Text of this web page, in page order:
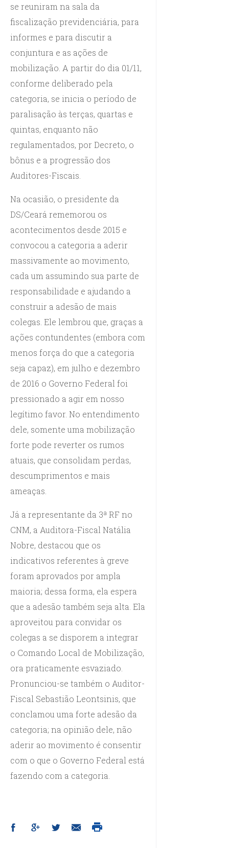
se reuniram na sala da
fiscalização previdenciária, para
informes e para discutir a
conjuntura e as ações de
mobilização. A partir do dia 01/11,
conforme deliberado pela
categoria, se inicia o período de
paralisação às terças, quartas e
quintas, enquanto não
regulamentados, por Decreto, o
bônus e a progressão dos
Auditores-Fiscais.
Na ocasião, o presidente da
DS/Ceará rememorou os
acontecimentos desde 2015 e
convocou a categoria a aderir
massivamente ao movimento,
cada um assumindo sua parte de
responsabilidade e ajudando a
construir a adesão de mais
colegas. Ele lembrou que, graças a
ações contundentes (embora com
menos força do que a categoria
seja capaz), em julho e dezembro
de 2016 o Governo Federal foi
pressionado a agir em nosso
legítimo favor. No entendimento
dele, somente uma mobilização
forte pode reverter os rumos
atuais, que consolidam perdas,
descumprimentos e mais
ameaças.
Já a representante da 3ª RF no
CNM, a Auditora-Fiscal Natália
Nobre, destacou que os
indicativos referentes à greve
foram aprovados por ampla
maioria; dessa forma, ela espera
que a adesão também seja alta. Ela
aproveitou para convidar os
colegas a se disporem a integrar
o Comando Local de Mobilização,
ora praticamente esvaziado.
Pronunciou-se também o Auditor-
Fiscal Sebastião Leontsinis, que
conclamou uma forte adesão da
categoria; na opinião dele, não
aderir ao movimento é consentir
com o que o Governo Federal está
fazendo com a categoria.